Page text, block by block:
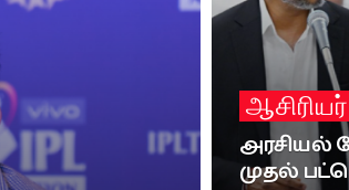
அரசியல்
முதல்